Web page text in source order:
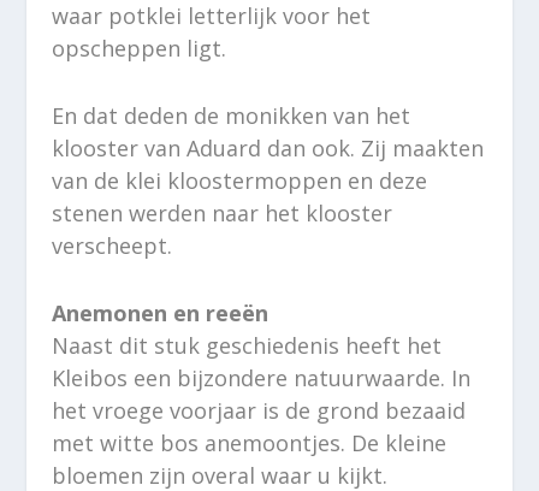
waar potklei letterlijk voor het
opscheppen ligt.
En dat deden de monikken van het
klooster van Aduard dan ook. Zij maakten
van de klei kloostermoppen en deze
stenen werden naar het klooster
verscheept.
Anemonen en reeën
Naast dit stuk geschiedenis heeft het
Kleibos een bijzondere natuurwaarde. In
het vroege voorjaar is de grond bezaaid
met witte bos anemoontjes. De kleine
bloemen zijn overal waar u kijkt.